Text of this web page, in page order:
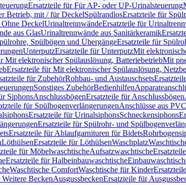
Ersatzteile für Für AP- oder UP-Urinalsteuerung
Betrieb, mit / für DeckelSpülrandlosErsatzteile für
DeckelUrinaltrennwändeErsatzteile für
aus GlasUrinaltrennwände aus Sanitärkeramik
Spülbögen und ÜbergängeErsatzteile für
UnterputzErsatzteile für UnterputzMit
Mit elektronischer Spülauslösung, BatteriebetriebMit
Ersatzteile für Mit elektronischer Spülauslösung,
für ZubehörRohbau- und Austauschsets
Sonstiges ZubehörBedienhilfen
SiphonsAnschlussbögenErsatzteile für Anschlussbögen
für SpülbogenverlängerungenAnschlüsse aus PVC
Ersatzteile für UrinalsiphonsSchneckensiphons
Ersatzteile für Spülrohr- und
Ersatzteile für Ablaufgarnituren für Bidets
LöthülsenErsatzteile für LöthülsenWaschplatz
für MöbelwaschtischeAufsatzwaschtische
Ersatzteile für Halbeinbauwaschtische
Waschtische ComfortWaschtische für Kinder
BeckenAusgussbeckenErsatzteile für